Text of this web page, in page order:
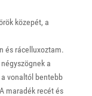
közepét, a
és rácelluxoztam.
a
vonaltól bentebb
maradék recét és